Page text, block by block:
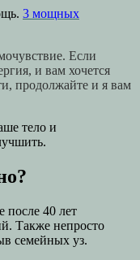
3 мощных
Если
и вам хочется
продолжайте и я вам
тело и
после 40 лет
Также непросто
семейных уз.